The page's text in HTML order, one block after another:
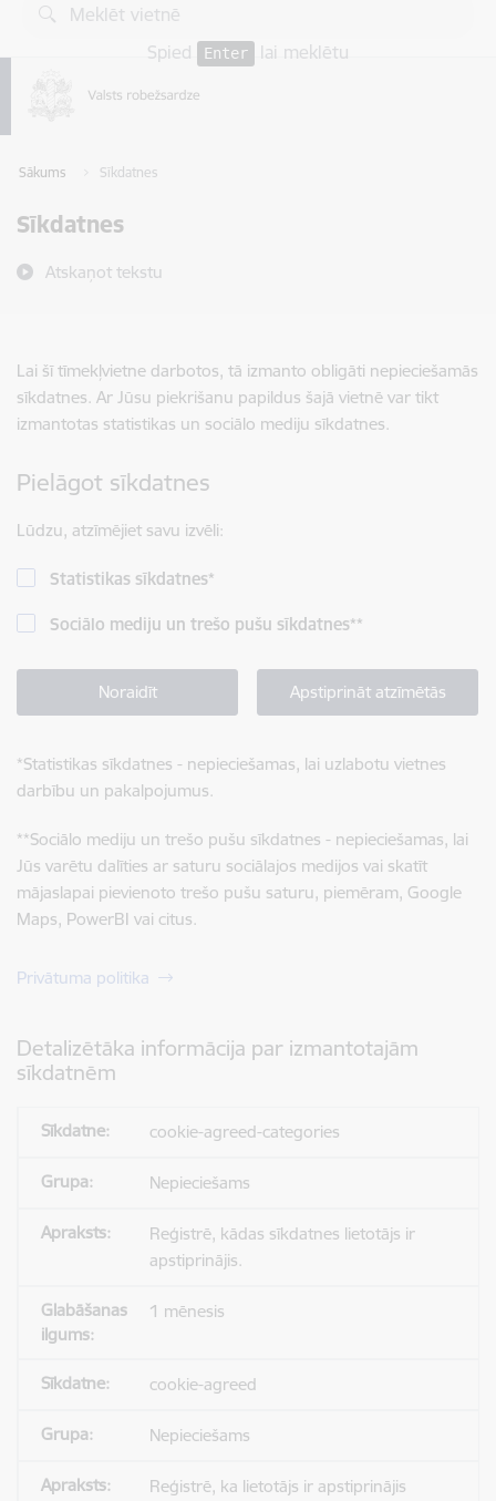
Pāriet uz lapas saturu
Spied
Enter lai meklētu
Sākums Sīkdatnes
Sīkdatnes
Atskaņot tekstu
Lai šī tīmekļvietne darbotos, tā izmanto obligāti nepieciešamās
sīkdatnes. Ar Jūsu piekrišanu papildus šajā vietnē var tikt
izmantotas statistikas un sociālo mediju sīkdatnes.
Pielāgot sīkdatnes
Lūdzu, atzīmējiet savu izvēli:
Statistikas sīkdatnes*
Sociālo mediju un trešo pušu sīkdatnes**
Noraidīt Apstiprināt atzīmētās
*Statistikas sīkdatnes - nepieciešamas, lai uzlabotu vietnes
darbību un pakalpojumus.
**Sociālo mediju un trešo pušu sīkdatnes - nepieciešamas, lai
Jūs varētu dalīties ar saturu sociālajos medijos vai skatīt
mājaslapai pievienoto trešo pušu saturu, piemēram, Google
Maps, PowerBI vai citus.
Privātuma politika
Detalizētāka informācija par izmantotajām
sīkdatnēm
cookie-agreed-categories
Nepieciešams
Reģistrē, kādas sīkdatnes lietotājs ir
apstiprinājis.
1 mēnesis
cookie-agreed
Nepieciešams
Reģistrē, ka lietotājs ir apstiprinājis